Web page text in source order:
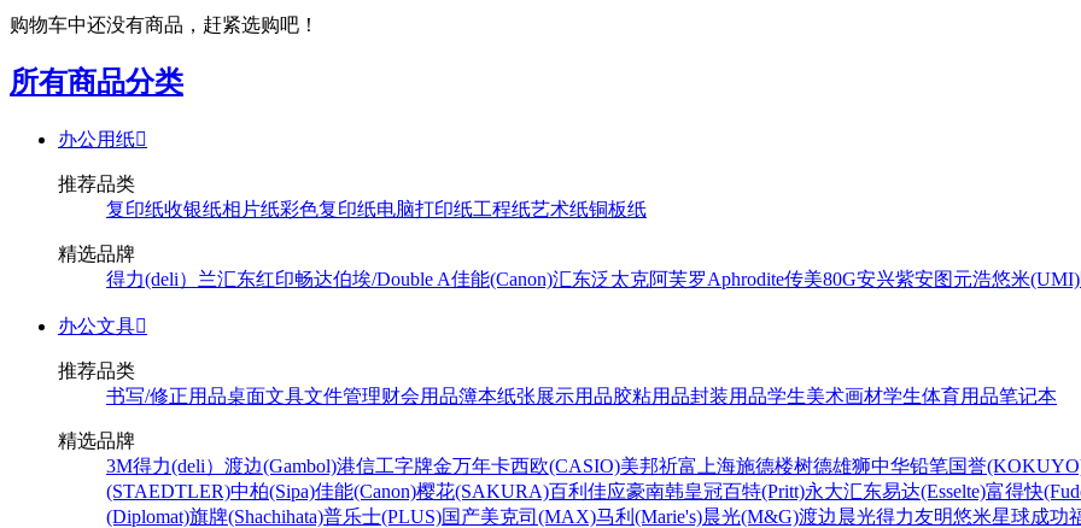
购物车中还没有商品，赶紧选购吧！
所有商品分类
办公用纸
推荐品类
复印纸收银纸相片纸彩色复印纸电脑打印纸工程纸艺术纸铜板纸
精选品牌
得力(deli） 兰汇东红印畅达伯埃/Double A佳能(Canon)汇东泛太克阿芙罗Aphrodite传美80G安兴紫安图元浩悠米(UMI)
办公文具
推荐品类
书写/修正用品桌面文具文件管理财会用品簿本纸张展示用品胶粘用品封装用品学生美术画材学生体育用品笔记本
精选品牌
3M得力(deli） 渡边(Gambol)港信工字牌金万年卡西欧(CASIO)美邦祈富 上海施德楼树德雄狮中华铅笔国誉
(STAEDTLER)中柏(Sipa)佳能(Canon)樱花(SAKURA)百利佳应豪南韩皇冠百特(Pritt)永大汇东易达(Esselte)富得快
(Diplomat)旗牌(Shachihata)普乐士(PLUS)国产美克司(MAX)马利(Marie's)晨光(M&G)渡边 晨光得力友明悠米星球成功